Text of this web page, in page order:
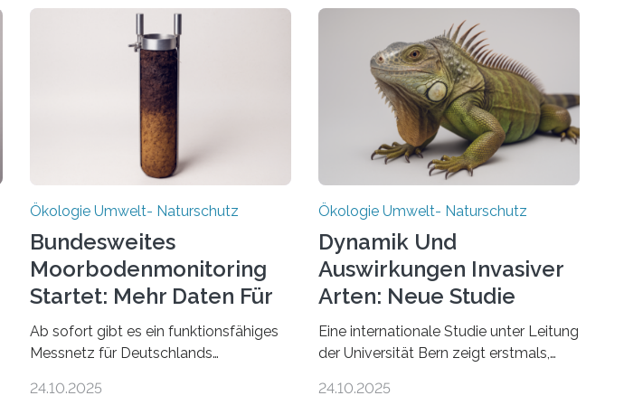
Ökologie Umwelt- Naturschutz
Bundesweites
Moorbodenmonitoring
Startet: Mehr Daten Für
Nachhaltigkeit
Ab sofort gibt es ein funktionsfähiges
Messnetz für Deutschlands
155 Messpunkte in Offenland und Wald
24.10.2025
Ökologie Umwelt- Naturschutz
Dynamik Und
Auswirkungen Invasiver
Arten: Neue Studie
Enthüllt
Eine internationale Studie unter Leitung
der Universität Bern zeigt erstmals,
Ökosysteme nicht auf einheitliche
24.10.2025